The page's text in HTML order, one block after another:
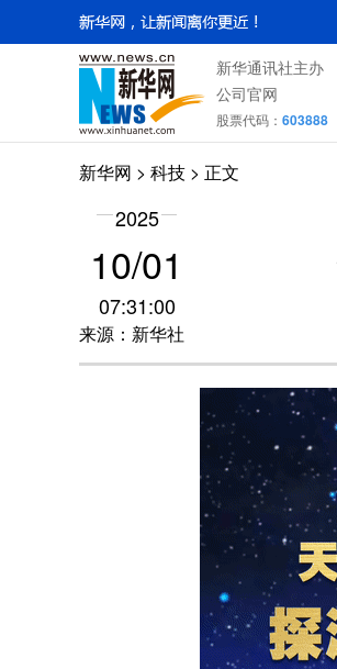
新华通讯社主办
公司官网
股票代码： 603888
新华网 > 科技 > 正文
2025
10/01
07:31:00
来源：新华社